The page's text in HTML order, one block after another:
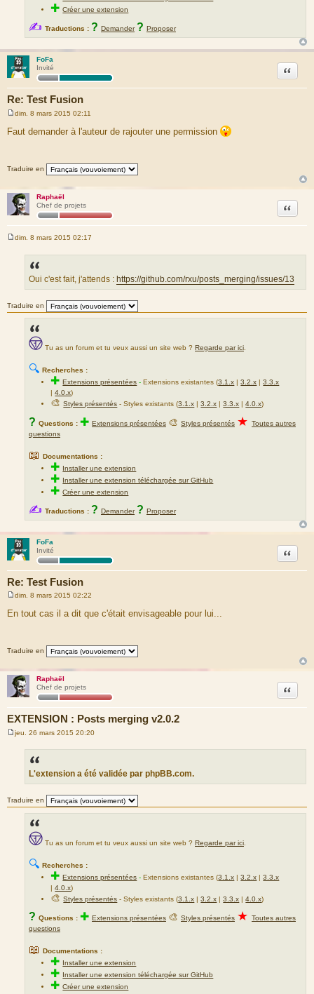
✚Créer une extension
✍ Traductions : ? Demander ? Proposer
FoFa
Invité
Re: Test Fusion
Citation
s
e
dim. 8 mars 2015 02:11
Faut demander à l'auteur de rajouter une permission
Traduire en
Raphaël
Chef de projets
Citation
dim. 8 mars 2015 02:17
Oui c'est fait, j'attends : https://github.com/rxu/posts_merging/issues/13
Traduire en
Tu as un forum et tu veux aussi un site web ? Regarde par ici
🔍 Recherches :
✚Extensions présentées -Extensions existantes (3.1.x |3.2.x |3.3.x
|4.0.x)
🎨Styles présentés - Styles existants (3.1.x |3.2.x |3.3.x |4.0.x)
? Questions : ✚ Extensions présentées 🎨 Styles présentés ★ Toutes autres
questions
📖 Documentations :
✚ Installer une extension
✚ Installer une extension téléchargée sur GitHub
✚Créer une extension
✍ Traductions : ? Demander ? Proposer
FoFa
Invité
Re: Test Fusion
Citation
e
s
e
dim. 8 mars 2015 02:22
En tout cas il a dit que c'était envisageable pour lui...
Traduire en
Raphaël
Chef de projets
EXTENSION : Posts merging v2.0.2
Citation
M
jeu. 26 mars 2015 20:20
L'extension a été validée par phpBB.com.
Traduire en
Tu as un forum et tu veux aussi un site web ? Regarde par ici
🔍 Recherches :
✚Extensions présentées -Extensions existantes (3.1.x |3.2.x |3.3.x
|4.0.x)
🎨Styles présentés - Styles existants (3.1.x |3.2.x |3.3.x |4.0.x)
? Questions : ✚ Extensions présentées 🎨 Styles présentés ★ Toutes autres
questions
📖 Documentations :
✚ Installer une extension
✚ Installer une extension téléchargée sur GitHub
✚Créer une extension